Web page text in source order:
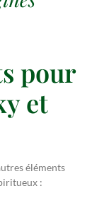
pour
et
éléments
: